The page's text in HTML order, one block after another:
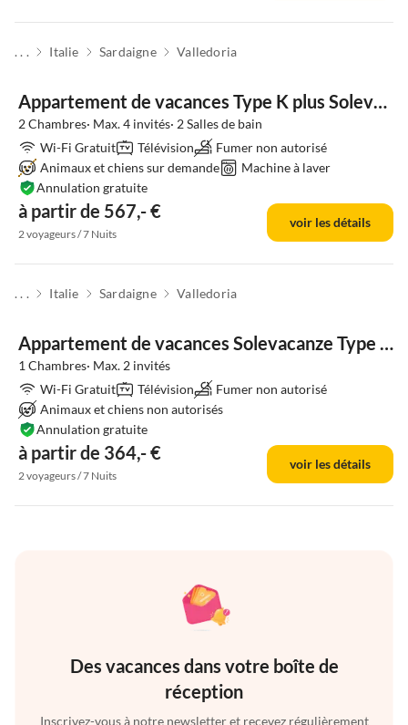
. . . Italie Sardaigne Valledoria
Appartement de vacances Type K plus Solevacances
2 Chambres· Max. 4 invités· 2 Salles de bain
Wi-Fi Gratuit
Télévision
Fumer non autorisé
Animaux et chiens sur demande
Machine à laver
à partir de 567,- €
Annulation gratuite
2 voyageurs / 7 Nuits
voir les détails
. . . Italie Sardaigne Valledoria
Appartement de vacances Solevacanze Type K mono
1 Chambres· Max. 2 invités
Wi-Fi Gratuit
Télévision
Fumer non autorisé
Animaux et chiens non autorisés
à partir de 364,- €
Annulation gratuite
2 voyageurs / 7 Nuits
voir les détails
Des vacances dans votre boîte de
réception
Inscrivez-vous à notre newsletter et recevez régulièrement